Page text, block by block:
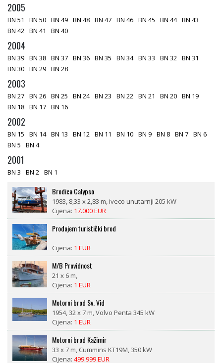
2005
BN 51 BN 50 BN 49 BN 48 BN 47 BN 46 BN 45 BN 44 BN 43
BN 42 BN 41 BN 40
2004
BN 39 BN 38 BN 37 BN 36 BN 35 BN 34 BN 33 BN 32 BN 31
BN 30 BN 29 BN 28
2003
BN 27 BN 26 BN 25 BN 24 BN 23 BN 22 BN 21 BN 20 BN 19
BN 18 BN 17 BN 16
2002
BN 15 BN 14 BN 13 BN 12 BN 11 BN 10 BN 9 BN 8 BN 7 BN 6
BN 5
BN 4
2001
BN 3 BN 2 BN 1
Prodajem turistički brod
Cijena: 1 EUR
M/B Providnost
Cijena: 1 EUR
Motorni brod Sv. Vid
1954, 32 x 7 m, Volvo Penta 345 kW
Cijena: 1 EUR
Motorni brod Kažimir
33 x 7 m, Cummins KT19M, 350 kW
Cijena: 499.999 EUR
LM 27 motorsailor
1981, 8,4 x 2,6 m, Nani 29 ks diesel
Cijena: 18.500 EUR